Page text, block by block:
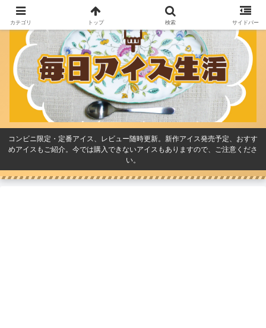
コンビニ限定・定番アイス、レビュー随時更新。新作アイス発売予定、おすす
めアイスもご紹介。今では購入できないアイスもありますので、ご注意くださ
い。
カテゴリ トップ 検索 サイドバー